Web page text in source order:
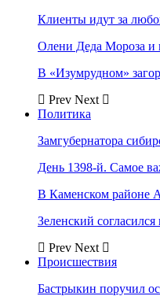
Клиенты идут за
Олени Деда Мороза и
В «Изумрудном»
Prev Next
Политика
Замгубернатора
День 1398-й. Самое
В Каменском районе
Зеленский
Prev Next
Происшествия
Бастрыкин поручил